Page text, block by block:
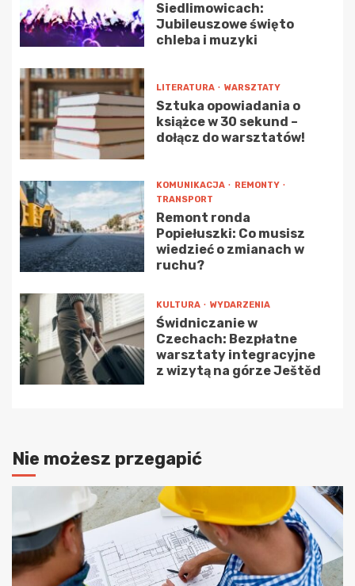
Siedlimowicach:
Jubileuszowe święto
chleba i muzyki
LITERATURA WARSZTATY
Sztuka opowiadania o
książce w 30 sekund –
dołącz do warsztatów!
KOMUNIKACJA
REMONTY
TRANSPORT
Remont ronda
Popiełuszki: Co musisz
wiedzieć o zmianach w
ruchu?
KULTURA WYDARZENIA
Świdniczanie w
Czechach: Bezpłatne
warsztaty integracyjne
z wizytą na górze Ještěd
Nie możesz przegapić